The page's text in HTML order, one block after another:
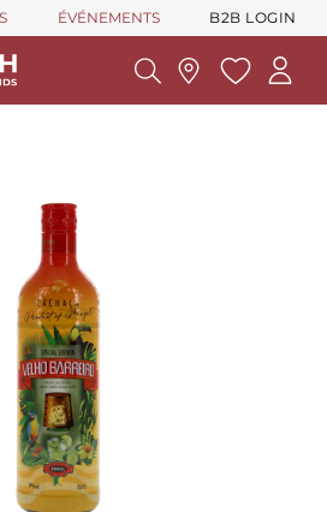
ÉVÉNEMENTS B2B LOGIN